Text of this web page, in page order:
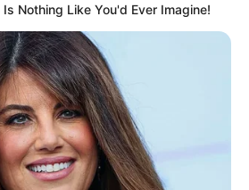
Is Nothing Like You'd Ever Imagine!